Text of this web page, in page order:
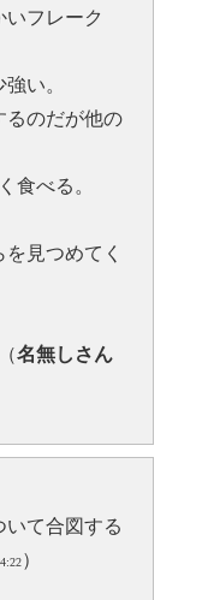
フレーク
い。
るのだが他の
食べる。
見つめてく
名無しさん
いて合図する
）